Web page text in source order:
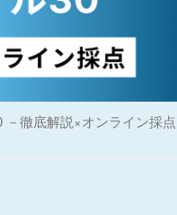
－徹底解説×オンライン採点